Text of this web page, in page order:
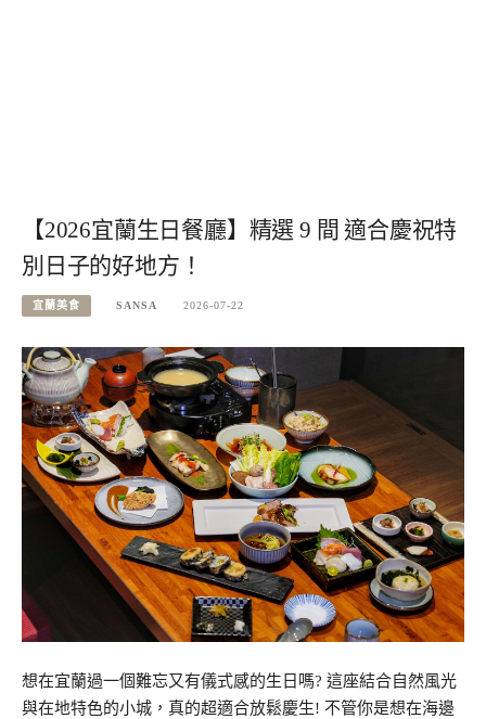
【2026宜蘭生日餐廳】精選 9 間 適合慶祝特
別日子的好地方！
宜蘭美食 SANSA 2026-07-22
想在宜蘭過一個難忘又有儀式感的生日嗎? 這座結合自然風光
與在地特色的小城，真的超適合放鬆慶生! 不管你是想在海邊